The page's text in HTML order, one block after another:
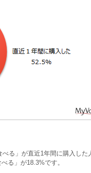
る」が直近1年間に購入した
る」が18.3%です。